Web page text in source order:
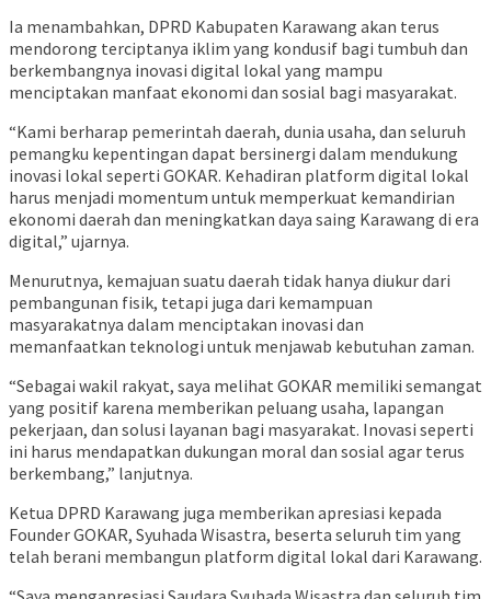
Ia menambahkan, DPRD Kabupaten Karawang akan terus
mendorong terciptanya iklim yang kondusif bagi tumbuh dan
berkembangnya inovasi digital lokal yang mampu
menciptakan manfaat ekonomi dan sosial bagi masyarakat.
“Kami berharap pemerintah daerah, dunia usaha, dan seluruh
pemangku kepentingan dapat bersinergi dalam mendukung
inovasi lokal seperti GOKAR. Kehadiran platform digital lokal
harus menjadi momentum untuk memperkuat kemandirian
ekonomi daerah dan meningkatkan daya saing Karawang di era
digital,” ujarnya.
Menurutnya, kemajuan suatu daerah tidak hanya diukur dari
pembangunan fisik, tetapi juga dari kemampuan
masyarakatnya dalam menciptakan inovasi dan
memanfaatkan teknologi untuk menjawab kebutuhan zaman.
“Sebagai wakil rakyat, saya melihat GOKAR memiliki semangat
yang positif karena memberikan peluang usaha, lapangan
pekerjaan, dan solusi layanan bagi masyarakat. Inovasi seperti
ini harus mendapatkan dukungan moral dan sosial agar terus
berkembang,” lanjutnya.
Ketua DPRD Karawang juga memberikan apresiasi kepada
Founder GOKAR, Syuhada Wisastra, beserta seluruh tim yang
telah berani membangun platform digital lokal dari Karawang.